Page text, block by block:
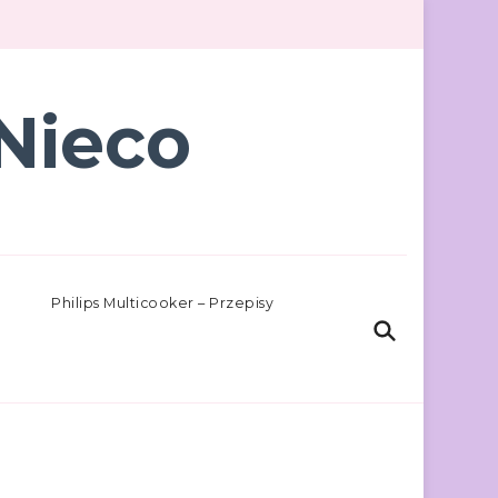
Philips Multicooker – Przepisy